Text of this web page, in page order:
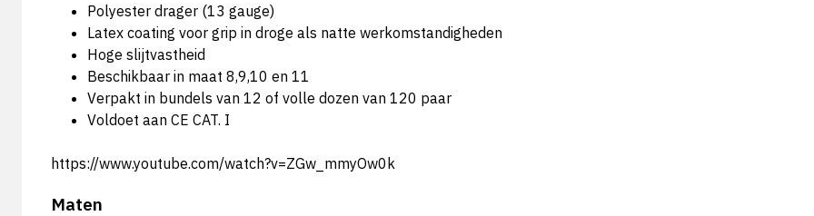
Polyester drager (13 gauge)
Latex coating voor grip in droge als natte werkomstandigheden
Hoge slijtvastheid
Beschikbaar in maat 8,9,10 en 11
Verpakt in bundels van 12 of volle dozen van 120 paar
Voldoet aan CE CAT. I
https://www.youtube.com/watch?v=ZGw_mmyOw0k
Maten